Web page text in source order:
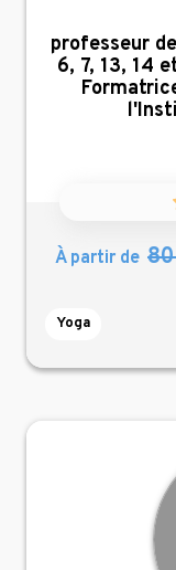
,
professeur
6, 7, 13, 14
À partir de
Yoga